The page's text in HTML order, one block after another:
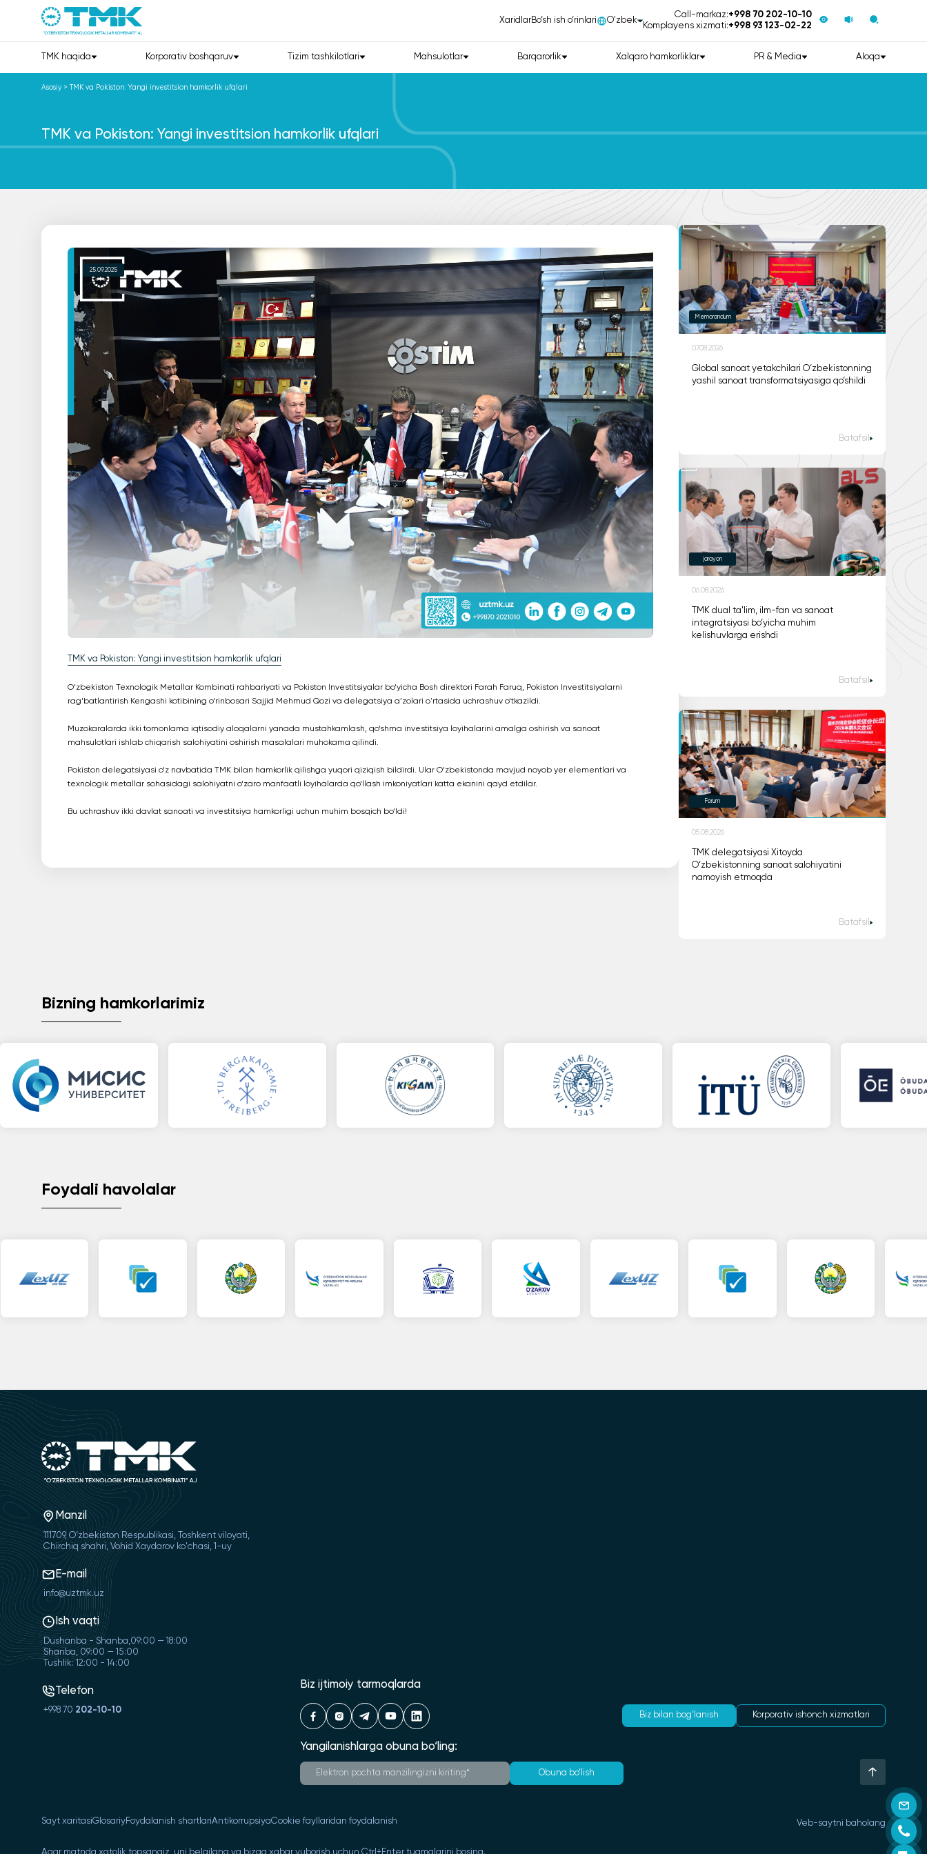
XaridlarBo‘sh ish o‘rinlari О'zbek
Call-markaz:+998 70 202-10-10
Komplayens xizmati:+998 93 123-02-22
TMK haqida Korporativ boshqaruv Tizim tashkilotlari Mahsulotlar Barqarorlik Xalqaro hamkorliklar PR & Media Aloqa
Asosiy > TMK va Pokiston: Yangi investitsion hamkorlik ufqlari
TMK va Pokiston: Yangi investitsion hamkorlik ufqlari
25.09.2025
TMK va Pokiston: Yangi investitsion hamkorlik ufqlari
O‘zbekiston Texnologik Metallar Kombinati rahbariyati va Pokiston Investitsiyalar bo‘yicha Bosh direktori Farah Faruq, Pokiston Investitsiyalarni
rag‘batlantirish Kengashi kotibining o‘rinbosari Sajjid Mehmud Qozi va delegatsiya a’zolari o'rtasida uchrashuv o‘tkazildi.
Muzokaralarda ikki tomonlama iqtisodiy aloqalarni yanada mustahkamlash, qo‘shma investitsiya loyihalarini amalga oshirish va sanoat
mahsulotlari ishlab chiqarish salohiyatini oshirish masalalari muhokama qilindi.
Pokiston delegatsiyasi o‘z navbatida TMK bilan hamkorlik qilishga yuqori qiziqish bildirdi. Ular O‘zbekistonda mavjud noyob yer elementlari va
texnologik metallar sohasidagi salohiyatni o‘zaro manfaatli loyihalarda qo‘llash imkoniyatlari katta ekanini qayd etdilar.
Bu uchrashuv ikki davlat sanoati va investitsiya hamkorligi uchun muhim bosqich bo‘ldi!
Memorandum
07.08.2026
Global sanoat yetakchilari O‘zbekistonning
yashil sanoat transformatsiyasiga qo‘shildi
Batafsil
jarayon
06.08.2026
TMK dual ta'lim, ilm-fan va sanoat
integratsiyasi bo‘yicha muhim
kelishuvlarga erishdi
Batafsil
Forum
05.08.2026
TMK delegatsiyasi Xitoyda
O‘zbekistonning sanoat salohiyatini
namoyish etmoqda
Batafsil
Bizning hamkorlarimiz
Foydali havolalar
Manzil
111709, O‘zbekiston Respublikasi, Toshkent viloyati,
Chirchiq shahri, Vohid Xaydarov ko'chasi, 1-uy
E-mail
info@uztmk.uz
Ish vaqti
Dushanba - Shanba,09:00 — 18:00
Shanba, 09:00 — 15:00
Tushlik: 12:00 - 14:00
Telefon
+998 70 202-10-10
Biz ijtimoiy tarmoqlarda
Biz bilan bog‘lanish Korporativ ishonch xizmatlari
Yangilanishlarga obuna bo‘ling:
Obuna bo‘lish
Sayt xaritasiGlosariyFoydalanish shartlariAntikorrupsiyaCookie fayllaridan foydalanish Veb-saytni baholang
Agar matnda xatolik topsangiz, uni belgilang va bizga xabar yuborish uchun Ctrl+Enter tugmalarini bosing.